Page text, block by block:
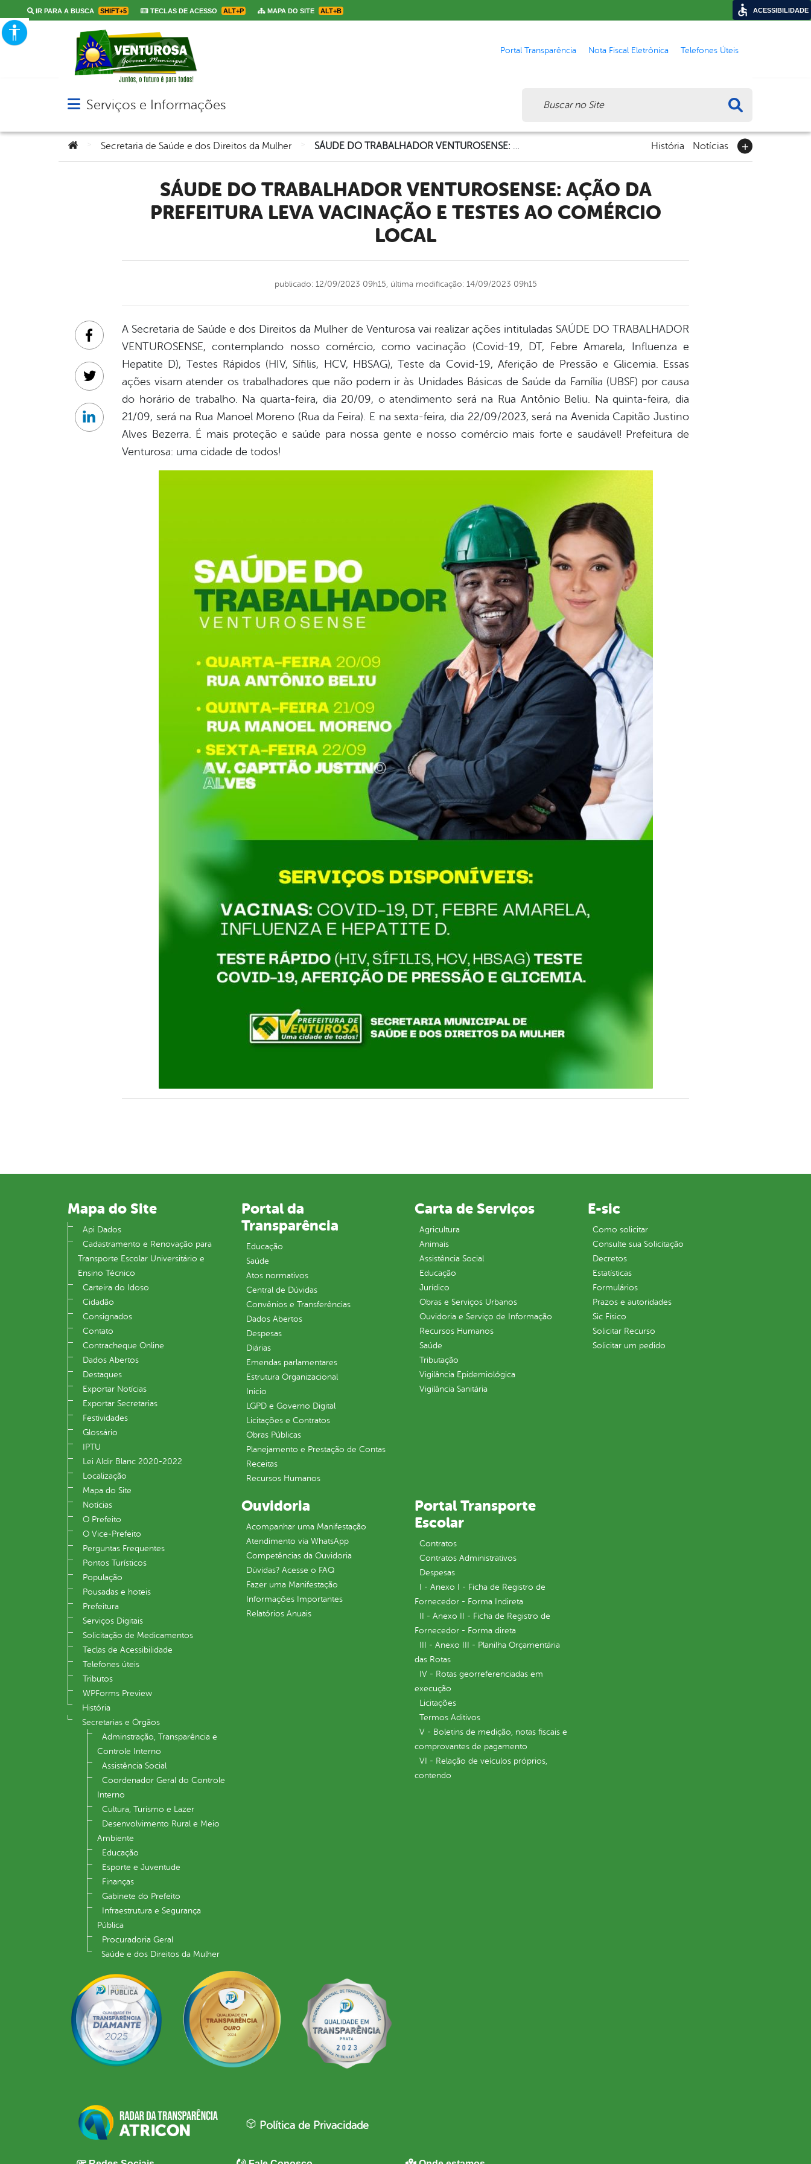
IR PARA A BUSCA SHIFT+5 TECLAS DE ACESSO ALT+P MAPA DO SITE ALT+B
Portal Transparência Nota Fiscal Eletrônica Telefones Úteis
Abrir menu principal de navegação
Serviços e Informações
Você está aqui:Secretaria de Saúde e dos Direitos da Mulher SÁUDE DO TRABALHADOR VENTUROSENSE: AÇÃO DA PREFEITURA LEVA VACINAÇÃO E TESTES AO COMÉRCIO LOCAL História Notícias
SÁUDE DO TRABALHADOR VENTUROSENSE: AÇÃO DA
PREFEITURA LEVA VACINAÇÃO E TESTES AO COMÉRCIO
LOCAL
publicado: 12/09/2023 09h15, última modificação: 14/09/2023 09h15
A Secretaria de Saúde e dos Direitos da Mulher de Venturosa vai realizar ações intituladas SAÚDE DO TRABALHADOR
VENTUROSENSE, contemplando nosso comércio, como vacinação (Covid-19, DT, Febre Amarela, Influenza e
Hepatite D), Testes Rápidos (HIV, Sífilis, HCV, HBSAG), Teste da Covid-19, Aferição de Pressão e Glicemia. Essas
ações visam atender os trabalhadores que não podem ir às Unidades Básicas de Saúde da Família (UBSF) por causa
do horário de trabalho. Na quarta-feira, dia 20/09, o atendimento será na Rua Antônio Beliu. Na quinta-feira, dia
21/09, será na Rua Manoel Moreno (Rua da Feira). E na sexta-feira, dia 22/09/2023, será na Avenida Capitão Justino
Alves Bezerra. É mais proteção e saúde para nossa gente e nosso comércio mais forte e saudável! Prefeitura de
Venturosa: uma cidade de todos!
Facebook
Twitter
Linkedin
Mapa do Site
Api Dados
Cadastramento e Renovação para
Transporte Escolar Universitário e
Ensino Técnico
Carteira do Idoso
Cidadão
Consignados
Contato
Contracheque Online
Dados Abertos
Destaques
Exportar Notícias
Exportar Secretarias
Festividades
Glossário
IPTU
Lei Aldir Blanc 2020-2022
Localização
Mapa do Site
Notícias
O Prefeito
O Vice‐Prefeito
Perguntas Frequentes
Pontos Turísticos
População
Pousadas e hoteis
Prefeitura
Serviços Digitais
Solicitação de Medicamentos
Teclas de Acessibilidade
Telefones úteis
Tributos
WPForms Preview
História
Secretarias e Órgãos
Adminstração, Transparência e
Controle Interno
Assistência Social
Coordenador Geral do Controle
Interno
Cultura, Turismo e Lazer
Desenvolvimento Rural e Meio
Ambiente
Educação
Esporte e Juventude
Finanças
Gabinete do Prefeito
Infraestrutura e Segurança
Pública
Procuradoria Geral
Saúde e dos Direitos da Mulher
Portal da
Transparência
Educação
Saúde
Atos normativos
Central de Dúvidas
Convênios e Transferências
Dados Abertos
Despesas
Diárias
Emendas parlamentares
Estrutura Organizacional
Inicio
LGPD e Governo Digital
Licitações e Contratos
Obras Públicas
Planejamento e Prestação de Contas
Receitas
Recursos Humanos
Carta de Serviços
Agricultura
Animais
Assistência Social
Educação
Jurídico
Obras e Serviços Urbanos
Ouvidoria e Serviço de Informação
Recursos Humanos
Saúde
Tributação
Vigilância Epidemiológica
Vigilância Sanitária
E-sic
Como solicitar
Consulte sua Solicitação
Decretos
Estatísticas
Formulários
Prazos e autoridades
Sic Físico
Solicitar Recurso
Solicitar um pedido
Ouvidoria
Acompanhar uma Manifestação
Atendimento via WhatsApp
Competências da Ouvidoria
Dúvidas? Acesse o FAQ
Fazer uma Manifestação
Informações Importantes
Relatórios Anuais
Portal Transporte
Escolar
Contratos
Contratos Administrativos
Despesas
I - Anexo I - Ficha de Registro de
Fornecedor - Forma Indireta
II - Anexo II - Ficha de Registro de
Fornecedor - Forma direta
III - Anexo III - Planilha Orçamentária
das Rotas
IV - Rotas georreferenciadas em
execução
Licitações
Termos Aditivos
V - Boletins de medição, notas fiscais e
comprovantes de pagamento
VI - Relação de veículos próprios,
contendo
Política de Privacidade
ACESSIBILIDADE